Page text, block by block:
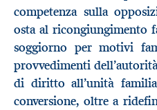
competenza sulla
osta al ricongiungimento
soggiorno per motivi
provvedimenti
di diritto all’unità
conversione, oltre a